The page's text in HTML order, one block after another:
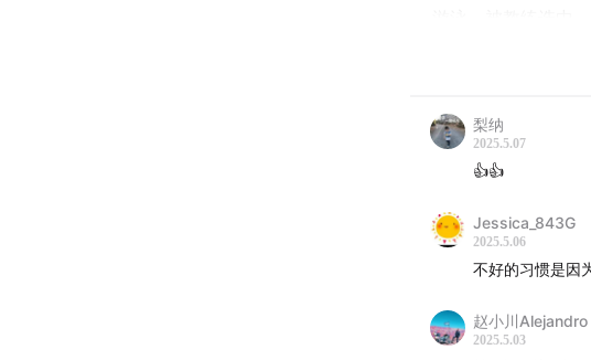
02:51
家超老师分
的成就感。
20:44
家超探讨了人
活、看待失败。他
生活。
32:23
讨论如何降低
梨纳
2025.5.07
👍👍
Jessica_843G
2025.5.06
不好的习惯是因
赵小川Alejandro
2025.5.03